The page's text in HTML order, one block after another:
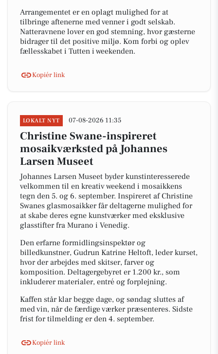
Arrangementet er en oplagt mulighed for at
tilbringe aftenerne med venner i godt selskab.
Natteravnene lover en god stemning, hvor gæsterne
bidrager til det positive miljø. Kom forbi og oplev
fællesskabet i Tutten i weekenden.
Kopiér link
LOKALT NYT 07-08-2026 11:35
Christine Swane-inspireret
mosaikværksted på Johannes
Larsen Museet
Johannes Larsen Museet byder kunstinteresserede
velkommen til en kreativ weekend i mosaikkens
tegn den 5. og 6. september. Inspireret af Christine
Swanes glasmosaikker får deltagerne mulighed for
at skabe deres egne kunstværker med eksklusive
glasstifter fra Murano i Venedig.
Den erfarne formidlingsinspektør og
billedkunstner, Gudrun Katrine Heltoft, leder kurset,
hvor der arbejdes med skitser, farver og
komposition. Deltagergebyret er 1.200 kr., som
inkluderer materialer, entré og forplejning.
Kaffen står klar begge dage, og søndag sluttes af
med vin, når de færdige værker præsenteres. Sidste
frist for tilmelding er den 4. september.
Kopiér link